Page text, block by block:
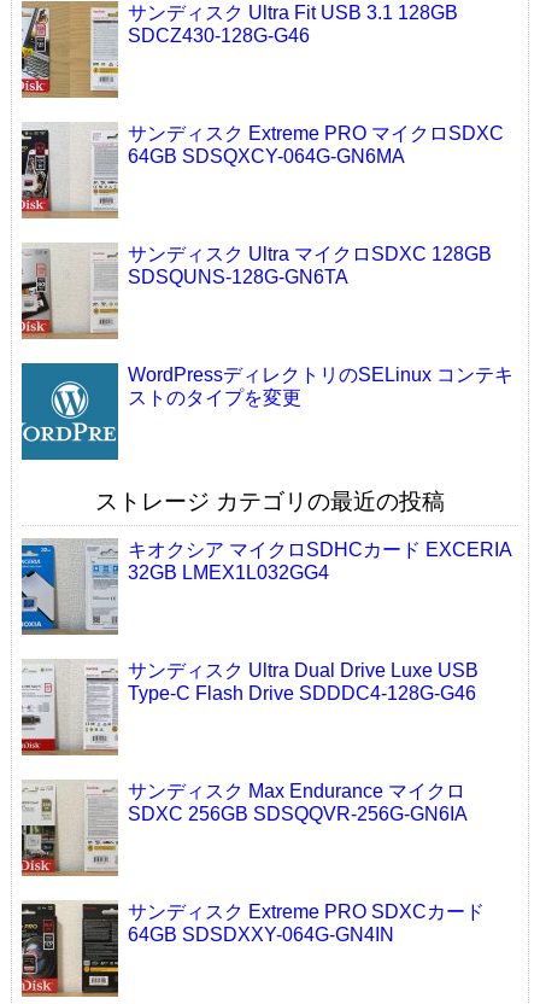
サンディスク Ultra Fit USB 3.1 128GB
SDCZ430-128G-G46
サンディスク Extreme PRO マイクロSDXC
64GB SDSQXCY-064G-GN6MA
サンディスク Ultra マイクロSDXC 128GB
SDSQUNS-128G-GN6TA
WordPressディレクトリのSELinux コンテキ
ストのタイプを変更
ストレージ カテゴリの最近の投稿
キオクシア マイクロSDHCカード EXCERIA
32GB LMEX1L032GG4
サンディスク Ultra Dual Drive Luxe USB
Type-C Flash Drive SDDDC4-128G-G46
サンディスク Max Endurance マイクロ
SDXC 256GB SDSQQVR-256G-GN6IA
サンディスク Extreme PRO SDXCカード
64GB SDSDXXY-064G-GN4IN